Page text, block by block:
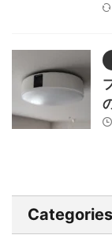
Categories